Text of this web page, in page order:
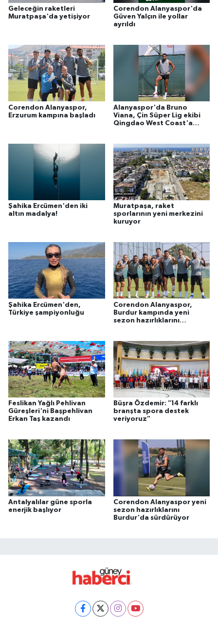
Geleceğin raketleri
Muratpaşa'da yetişiyor
Corendon Alanyaspor'da
Güven Yalçın ile yollar
ayrıldı
Corendon Alanyaspor,
Erzurum kampına başladı
Alanyaspor'da Bruno
Viana, Çin Süper Lig ekibi
Qingdao West Coast'a
Şahika Ercümen'den iki
altın madalya!
Muratpaşa, raket
sporlarının yeni merkezini
kuruyor
Şahika Ercümen'den,
Türkiye şampiyonluğu
Corendon Alanyaspor,
Burdur kampında yeni
sezon hazırlıklarını
Feslikan Yağlı Pehlivan
Güreşleri'ni Başpehlivan
Erkan Taş kazandı
Büşra Özdemir: "14 farklı
branşta spora destek
veriyoruz"
Antalyalılar güne sporla
enerjik başlıyor
Corendon Alanyaspor yeni
sezon hazırlıklarını
Burdur'da sürdürüyor